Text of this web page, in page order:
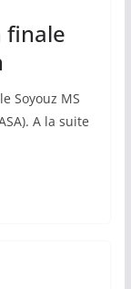
finale
Soyouz MS
A la suite